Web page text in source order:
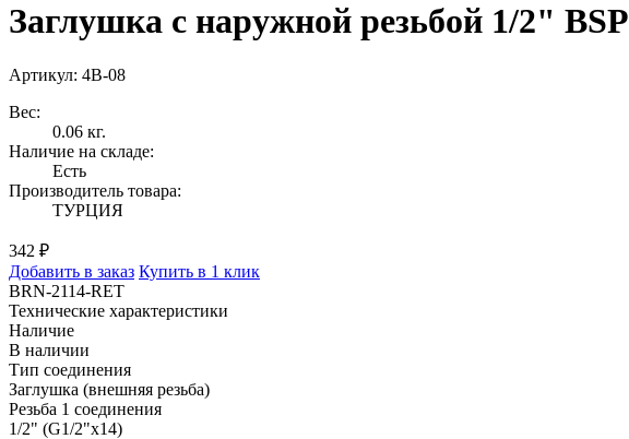
Заглушка с наружной резьбой 1/2" BSP
Артикул: 4B-08
Вес:
0.06 кг.
Наличие на складе:
Есть
Производитель товара:
ТУРЦИЯ
342 ₽
Добавить в заказ Купить в 1 клик
BRN-2114-RET
Технические характеристики
Наличие
В наличии
Тип соединения
Заглушка (внешняя резьба)
Резьба 1 соединения
1/2" (G1/2"x14)